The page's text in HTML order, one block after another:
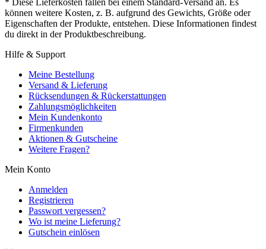
* Diese Lieferkosten fallen bei einem Standard-Versand an. Es
können weitere Kosten, z. B. aufgrund des Gewichts, Größe oder
Eigenschaften der Produkte, entstehen. Diese Informationen findest
du direkt in der Produktbeschreibung.
Hilfe & Support
Meine Bestellung
Versand & Lieferung
Rücksendungen & Rückerstattungen
Zahlungsmöglichkeiten
Mein Kundenkonto
Firmenkunden
Aktionen & Gutscheine
Weitere Fragen?
Mein Konto
Anmelden
Registrieren
Passwort vergessen?
Wo ist meine Lieferung?
Gutschein einlösen